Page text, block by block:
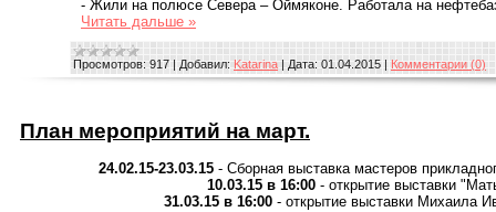
- Жили на полюсе Севера – Оймяконе. Работала на
Читать дальше »
Просмотров: 917 | Добавил: Katarina | Дата: 01.04.2015 | Комментарии (0)
План мероприятий на март.
24.02.15-23.03.15 - Сборная выставка мастеров
10.03.15 в 16:00 - открытие выставки
31.03.15 в 16:00 - открытие выставки Михаила